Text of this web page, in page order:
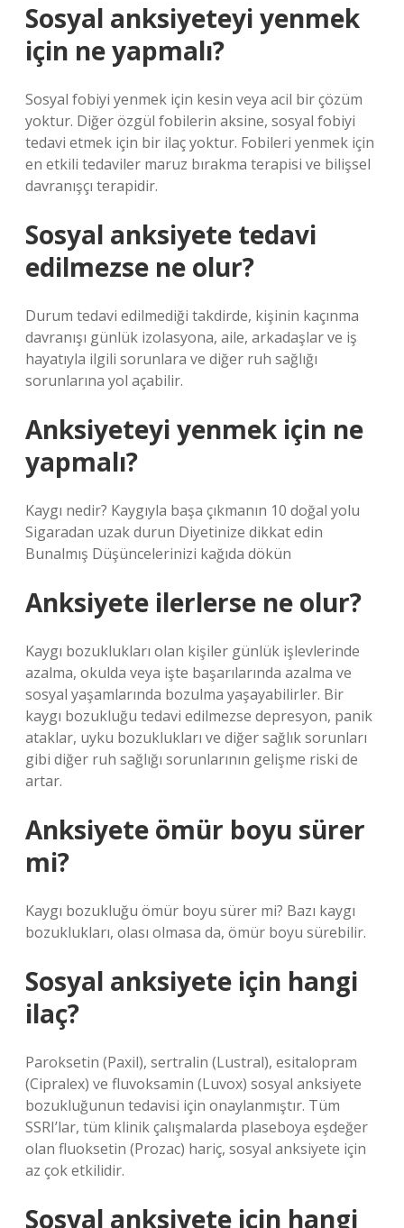
Sosyal anksiyeteyi yenmek
için ne yapmalı?
Sosyal fobiyi yenmek için kesin veya acil bir çözüm
yoktur. Diğer özgül fobilerin aksine, sosyal fobiyi
tedavi etmek için bir ilaç yoktur. Fobileri yenmek için
en etkili tedaviler maruz bırakma terapisi ve bilişsel
davranışçı terapidir.
Sosyal anksiyete tedavi
edilmezse ne olur?
Durum tedavi edilmediği takdirde, kişinin kaçınma
davranışı günlük izolasyona, aile, arkadaşlar ve iş
hayatıyla ilgili sorunlara ve diğer ruh sağlığı
sorunlarına yol açabilir.
Anksiyeteyi yenmek için ne
yapmalı?
Kaygı nedir? Kaygıyla başa çıkmanın 10 doğal yolu
Sigaradan uzak durun Diyetinize dikkat edin
Bunalmış Düşüncelerinizi kağıda dökün
Anksiyete ilerlerse ne olur?
Kaygı bozuklukları olan kişiler günlük işlevlerinde
azalma, okulda veya işte başarılarında azalma ve
sosyal yaşamlarında bozulma yaşayabilirler. Bir
kaygı bozukluğu tedavi edilmezse depresyon, panik
ataklar, uyku bozuklukları ve diğer sağlık sorunları
gibi diğer ruh sağlığı sorunlarının gelişme riski de
artar.
Anksiyete ömür boyu sürer
mi?
Kaygı bozukluğu ömür boyu sürer mi? Bazı kaygı
bozuklukları, olası olmasa da, ömür boyu sürebilir.
Sosyal anksiyete için hangi
ilaç?
Paroksetin (Paxil), sertralin (Lustral), esitalopram
(Cipralex) ve fluvoksamin (Luvox) sosyal anksiyete
bozukluğunun tedavisi için onaylanmıştır. Tüm
SSRI’lar, tüm klinik çalışmalarda plaseboya eşdeğer
olan fluoksetin (Prozac) hariç, sosyal anksiyete için
az çok etkilidir.
Sosyal anksiyete için hangi